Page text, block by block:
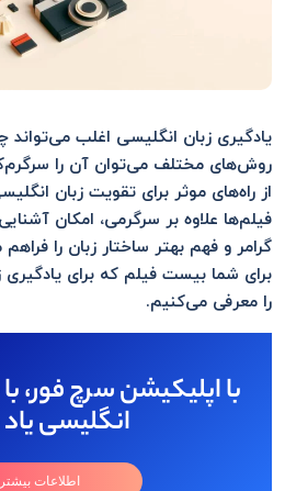
یادگیری زبان انگلیسی اغلب می‌تواند
روش‌های مختلف می‌توان آن را
از راه‌های موثر برای تقویت زبان
فیلم‌ها علاوه بر سرگرمی، امکان آشنایی
گرامر و فهم بهتر ساختار زبان را
برای شما بیست فیلم که برای
را معرفی می‌کنیم.
با اپلیکیشن سرچ فور،
انگلیسی
اطلاعات بیشتر